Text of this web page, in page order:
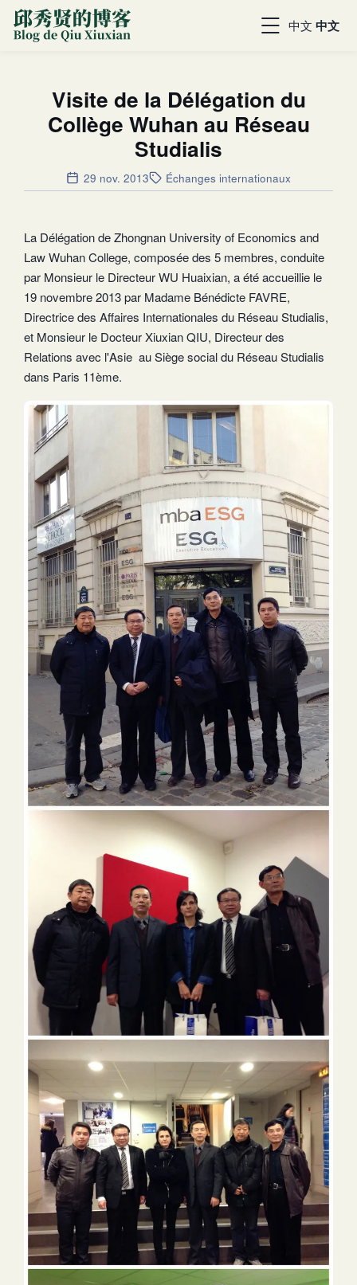
中文 中文
Visite de la Délégation du
Collège Wuhan au Réseau
Studialis
29 nov. 2013 Échanges internationaux
La Délégation de Zhongnan University of Economics and
Law Wuhan College, composée des 5 membres, conduite
par Monsieur le Directeur WU Huaixian, a été accueillie le
19 novembre 2013 par Madame Bénédicte FAVRE,
Directrice des Affaires Internationales du Réseau Studialis,
et Monsieur le Docteur Xiuxian QIU, Directeur des
Relations avec l'Asie au Siège social du Réseau Studialis
dans Paris 11ème.